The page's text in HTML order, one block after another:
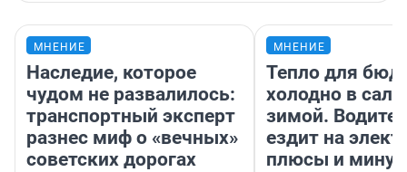
МНЕНИЕ
Наследие, которое
чудом не развалилось:
транспортный эксперт
разнес миф о «вечных»
советских дорогах
МНЕНИЕ
Тепло для
холодно в
зимой.
ездит на
плюсы и